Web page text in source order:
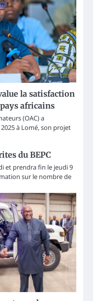
la satisfaction
africains
(OAC) a
à Lomé, son projet
du BEPC
et prendra fin le jeudi 9
sur le nombre de